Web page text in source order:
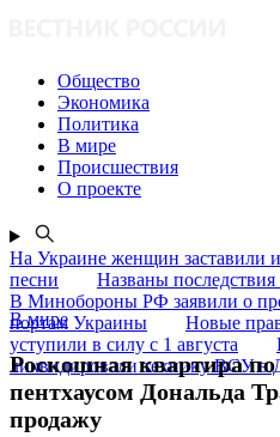
Общество
Экономика
Политика
В мире
Происшествия
О проекте
На Украине женщин заставили
песни
Названы
В Минобороны РФ заявили о
портам Украины
Новые
уступили в силу с 1 августа
ликвидировали технику ВСУ в
В мире
Роскошная квартира по
пентхаусом Дональда
продажу